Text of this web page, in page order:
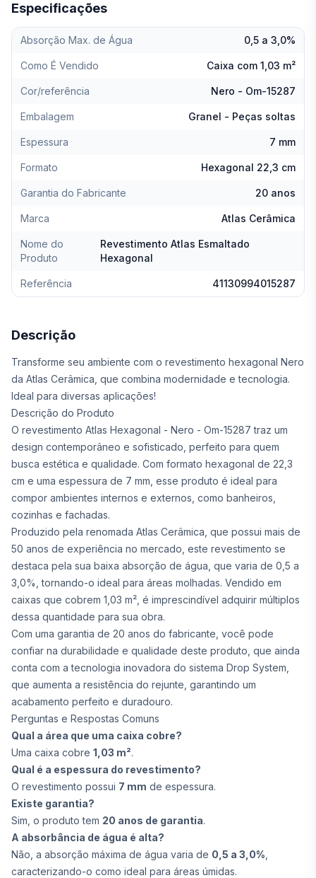
Especificações
Absorção Max. de Água 0,5 a 3,0%
Como É Vendido Caixa com 1,03 m²
Cor/referência Nero - Om-15287
Embalagem Granel - Peças soltas
Espessura 7 mm
Formato Hexagonal 22,3 cm
Garantia do Fabricante 20 anos
Marca Atlas Cerâmica
Nome do
Produto
Revestimento Atlas Esmaltado
Hexagonal
Referência 41130994015287
Descrição
Transforme seu ambiente com o revestimento hexagonal Nero
da Atlas Cerâmica, que combina modernidade e tecnologia.
Ideal para diversas aplicações!
Descrição do Produto
O revestimento Atlas Hexagonal - Nero - Om-15287 traz um
design contemporâneo e sofisticado, perfeito para quem
busca estética e qualidade. Com formato hexagonal de 22,3
cm e uma espessura de 7 mm, esse produto é ideal para
compor ambientes internos e externos, como banheiros,
cozinhas e fachadas.
Produzido pela renomada Atlas Cerâmica, que possui mais de
50 anos de experiência no mercado, este revestimento se
destaca pela sua baixa absorção de água, que varia de 0,5 a
3,0%, tornando-o ideal para áreas molhadas. Vendido em
caixas que cobrem 1,03 m², é imprescindível adquirir múltiplos
dessa quantidade para sua obra.
Com uma garantia de 20 anos do fabricante, você pode
confiar na durabilidade e qualidade deste produto, que ainda
conta com a tecnologia inovadora do sistema Drop System,
que aumenta a resistência do rejunte, garantindo um
acabamento perfeito e duradouro.
Perguntas e Respostas Comuns
Qual a área que uma caixa cobre?
Uma caixa cobre 1,03 m².
Qual é a espessura do revestimento?
O revestimento possui 7 mm de espessura.
Existe garantia?
Sim, o produto tem 20 anos de garantia.
A absorbância de água é alta?
Não, a absorção máxima de água varia de 0,5 a 3,0%
caracterizando-o como ideal para áreas úmidas.